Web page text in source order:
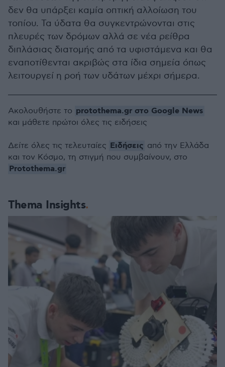
δεν θα υπάρξει καμία οπτική αλλοίωση του
τοπίου. Τα ύδατα θα συγκεντρώνονται στις
πλευρές των δρόμων αλλά σε νέα ρείθρα
διπλάσιας διατομής από τα υφιστάμενα και θα
εναποτίθενται ακριβώς στα ίδια σημεία όπως
λειτουργεί η ροή των υδάτων μέχρι σήμερα.
Thema Insights
Ακολουθήστε το protothema.gr στο Google News
και μάθετε πρώτοι όλες τις ειδήσεις
Δείτε όλες τις τελευταίες Ειδήσεις από την Ελλάδα
και τον Κόσμο, τη στιγμή που συμβαίνουν, στο
Protothema.gr